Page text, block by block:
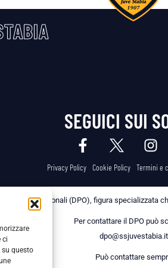
ci
questo
SEGUICI SUI
Privacy Policy Cookie Policy Termini e
dei Dati Personali (DPO), figura
Per contattare il DPO può
dpo@ssjuvestabia.it
Può contattare